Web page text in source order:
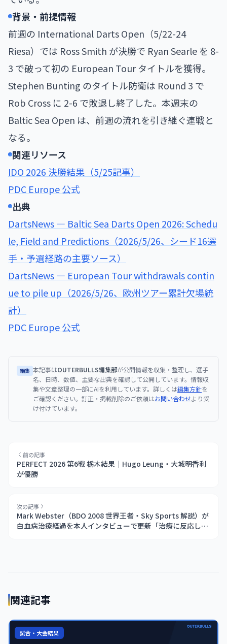
背景・前提情報
前週の International Darts Open（5/22-24
Riesa）では Ross Smith が決勝で Ryan Searle を 8-
3 で破って初の European Tour タイトルを獲得。
Stephen Bunting のタイトル防衛は Round 3 で
Rob Cross に 2-6 で敗退し終了した。本週末の
Baltic Sea Open は、前週の流れを引き継ぐ連戦と
なる。
関連リソース
IDO 2026 決勝結果（5/25記事）
PDC Europe 公式
出典
DartsNews — Baltic Sea Darts Open 2026: Schedu
le, Field and Predictions（2026/5/26、シード16選
手・予選経路の主要ソース）
DartsNews — European Tour withdrawals contin
ue to pile up（2026/5/26、欧州ツアー累計欠場統
計）
PDC Europe 公式
編集 本記事はOUTERBULLS編集部が公開情報を収集・整理し、選手
名、日時、数値、主要な出典を確認して公開しています。情報収
集や文章整理の一部にAIを利用しています。詳しくは編集方針を
ご確認ください。訂正・掲載削除のご依頼はお問い合わせより受
け付けています。
前の記事
PERFECT 2026 第6戦 栃木結果｜Hugo Leung・大城明香利
が優勝
次の記事
Mark Webster（BDO 2008 世界王者・Sky Sports 解説）が
白血病治療経過を本人インタビューで更新「治療に反応して
関連記事
試合・大会結果